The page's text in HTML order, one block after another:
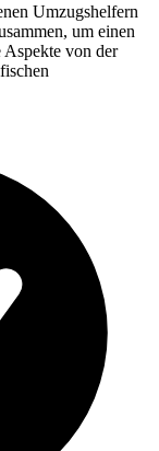
Umzugshelfern
um einen
von der